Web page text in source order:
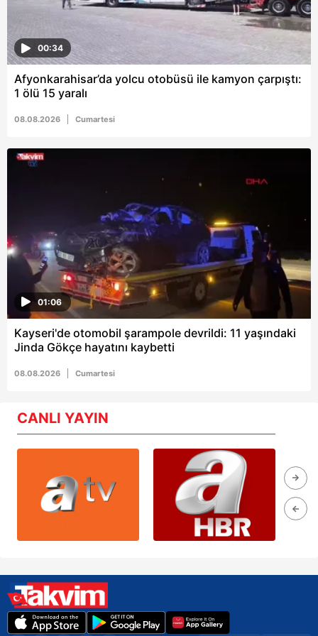
00:34
Afyonkarahisar’da yolcu otobüsü ile kamyon çarpıştı:
1 ölü 15 yaralı
08.08.2026 Cumartesi
01:06
Kayseri'de otomobil şarampole devrildi: 11 yaşındaki
Jinda Gökçe hayatını kaybetti
08.08.2026 Cumartesi
CANLI YAYIN